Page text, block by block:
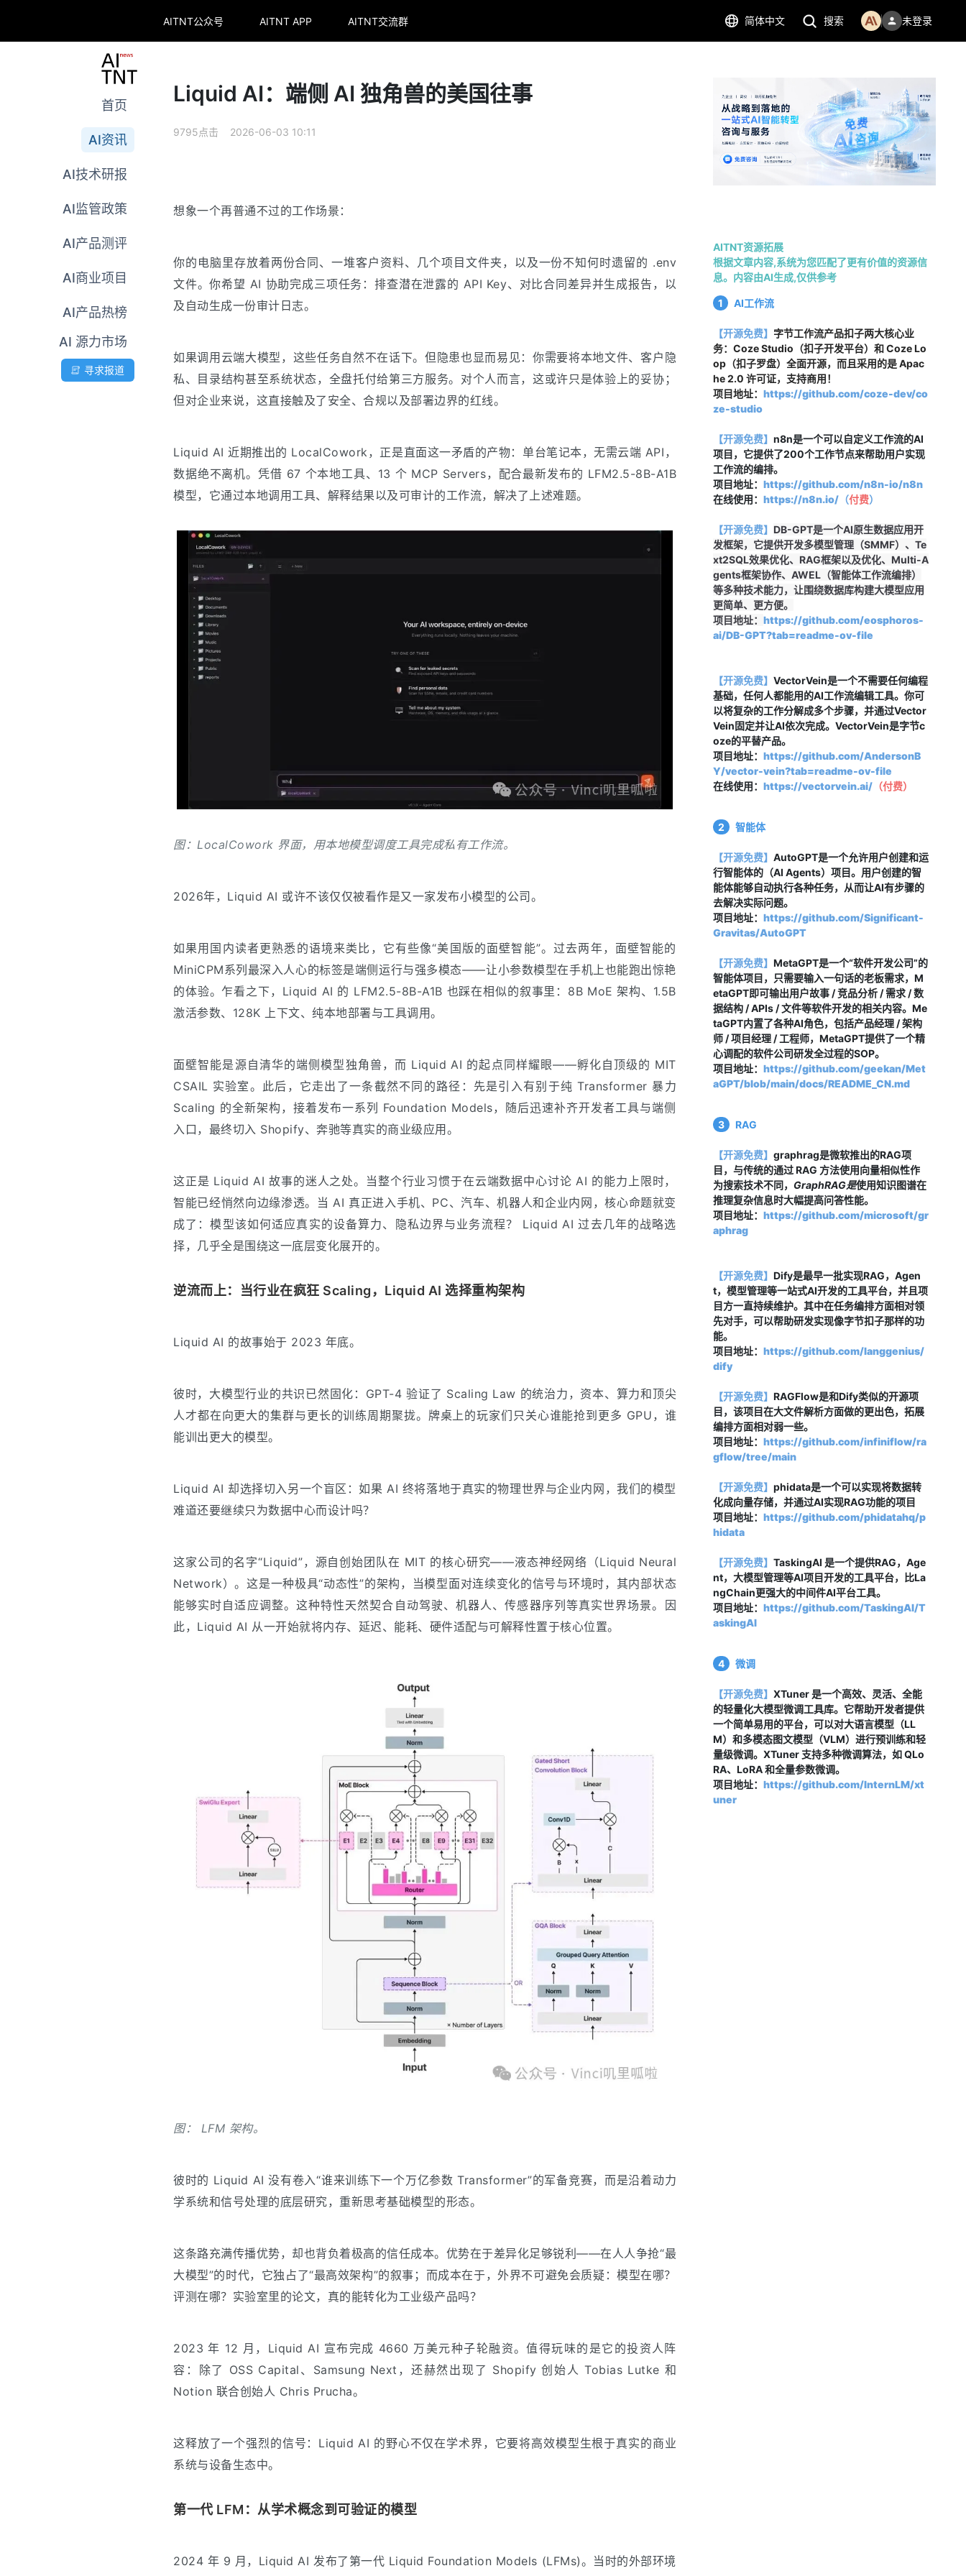
AITNT公众号 AITNT APP AITNT交流群 简体中文 搜索 未登录
首页
AI资讯
AI技术研报
AI监管政策
AI产品测评
AI商业项目
AI产品热榜
AI 源力市场
寻求报道
Liquid AI：端侧 AI 独角兽的美国往事
9795点击 2026-06-03 10:11
想象一个再普通不过的工作场景：
你的电脑里存放着两份合同、一堆客户资料、几个项目文件夹，以及一份不知何时遗留的 .env
文件。你希望 AI 协助完成三项任务：排查潜在泄露的 API Key、对比合同差异并生成报告，以
及自动生成一份审计日志。
如果调用云端大模型，这些任务自然不在话下。但隐患也显而易见：你需要将本地文件、客户隐
私、目录结构甚至系统状态，全盘托付给第三方服务。对个人而言，这或许只是体验上的妥协；
但对企业来说，这直接触及了安全、合规以及部署边界的红线。
Liquid AI 近期推出的 LocalCowork，正是直面这一矛盾的产物：单台笔记本，无需云端 API，
数据绝不离机。凭借 67 个本地工具、13 个 MCP Servers，配合最新发布的 LFM2.5-8B-A1B
模型，它通过本地调用工具、解释结果以及可审计的工作流，解决了上述难题。
图：LocalCowork 界面，用本地模型调度工具完成私有工作流。
2026年，Liquid AI 或许不该仅仅被看作是又一家发布小模型的公司。
如果用国内读者更熟悉的语境来类比，它有些像“美国版的面壁智能”。过去两年，面壁智能的
MiniCPM系列最深入人心的标签是端侧运行与强多模态——让小参数模型在手机上也能跑出惊艳
的体验。乍看之下，Liquid AI 的 LFM2.5-8B-A1B 也踩在相似的叙事里：8B MoE 架构、1.5B
激活参数、128K 上下文、纯本地部署与工具调用。
面壁智能是源自清华的端侧模型独角兽，而 Liquid AI 的起点同样耀眼——孵化自顶级的 MIT
CSAIL 实验室。此后，它走出了一条截然不同的路径：先是引入有别于纯 Transformer 暴力
Scaling 的全新架构，接着发布一系列 Foundation Models，随后迅速补齐开发者工具与端侧
入口，最终切入 Shopify、奔驰等真实的商业级应用。
这正是 Liquid AI 故事的迷人之处。当整个行业习惯于在云端数据中心讨论 AI 的能力上限时，
智能已经悄然向边缘渗透。当 AI 真正进入手机、PC、汽车、机器人和企业内网，核心命题就变
成了：模型该如何适应真实的设备算力、隐私边界与业务流程？ Liquid AI 过去几年的战略选
择，几乎全是围绕这一底层变化展开的。
逆流而上：当行业在疯狂 Scaling，Liquid AI 选择重构架构
Liquid AI 的故事始于 2023 年底。
彼时，大模型行业的共识已然固化：GPT-4 验证了 Scaling Law 的统治力，资本、算力和顶尖
人才都在向更大的集群与更长的训练周期聚拢。牌桌上的玩家们只关心谁能抢到更多 GPU，谁
能训出更大的模型。
Liquid AI 却选择切入另一个盲区：如果 AI 终将落地于真实的物理世界与企业内网，我们的模型
难道还要继续只为数据中心而设计吗？
这家公司的名字“Liquid”，源自创始团队在 MIT 的核心研究——液态神经网络（Liquid Neural
Network）。这是一种极具“动态性”的架构，当模型面对连续变化的信号与环境时，其内部状态
能够实时自适应调整。这种特性天然契合自动驾驶、机器人、传感器序列等真实世界场景。因
此，Liquid AI 从一开始就将内存、延迟、能耗、硬件适配与可解释性置于核心位置。
图： LFM 架构。
彼时的 Liquid AI 没有卷入“谁来训练下一个万亿参数 Transformer”的军备竞赛，而是沿着动力
学系统和信号处理的底层研究，重新思考基础模型的形态。
这条路充满传播优势，却也背负着极高的信任成本。优势在于差异化足够锐利——在人人争抢“最
大模型”的时代，它独占了“最高效架构”的叙事；而成本在于，外界不可避免会质疑：模型在哪？
评测在哪？实验室里的论文，真的能转化为工业级产品吗？
2023 年 12 月，Liquid AI 宣布完成 4660 万美元种子轮融资。值得玩味的是它的投资人阵
容：除了 OSS Capital、Samsung Next，还赫然出现了 Shopify 创始人 Tobias Lutke 和
Notion 联合创始人 Chris Prucha。
这释放了一个强烈的信号：Liquid AI 的野心不仅在学术界，它要将高效模型生根于真实的商业
系统与设备生态中。
第一代 LFM：从学术概念到可验证的模型
2024 年 9 月，Liquid AI 发布了第一代 Liquid Foundation Models (LFMs)。当时的外部环境
AITNT资源拓展
根据文章内容,系统为您匹配了更有价值的资源信
息。内容由AI生成,仅供参考
1 AI工作流
【开源免费】 字节工作流产品扣子两大核心业
务：Coze Studio（扣子开发平台）和 Coze Lo
op（扣子罗盘）全面开源，而且采用的是 Apac
he 2.0 许可证，支持商用！
项目地址： https://github.com/coze-dev/co
ze-studio
【开源免费】 n8n是一个可以自定义工作流的AI
项目，它提供了200个工作节点来帮助用户实现
工作流的编排。
项目地址： https://github.com/n8n-io/n8n
在线使用： https://n8n.io/（付费）
【开源免费】 DB-GPT是一个AI原生数据应用开
发框架，它提供开发多模型管理（SMMF）、Te
xt2SQL效果优化、RAG框架以及优化、Multi-A
gents框架协作、AWEL（智能体工作流编排）
等多种技术能力，让围绕数据库构建大模型应用
更简单、更方便。
项目地址： https://github.com/eosphoros-
ai/DB-GPT?tab=readme-ov-file
【开源免费】 VectorVein是一个不需要任何编程
基础，任何人都能用的AI工作流编辑工具。你可
以将复杂的工作分解成多个步骤，并通过Vector
Vein固定并让AI依次完成。VectorVein是字节c
oze的平替产品。
项目地址： https://github.com/AndersonB
Y/vector-vein?tab=readme-ov-file
在线使用： https://vectorvein.ai/ （付费）
2 智能体
【开源免费】 AutoGPT是一个允许用户创建和运
行智能体的（AI Agents）项目。用户创建的智
能体能够自动执行各种任务，从而让AI有步骤的
去解决实际问题。
项目地址： https://github.com/Significant-
Gravitas/AutoGPT
【开源免费】 MetaGPT是一个“软件开发公司”的
智能体项目，只需要输入一句话的老板需求，M
etaGPT即可输出用户故事 / 竞品分析 / 需求 / 数
据结构 / APIs / 文件等软件开发的相关内容。Me
taGPT内置了各种AI角色，包括产品经理 / 架构
师 / 项目经理 / 工程师，MetaGPT提供了一个精
心调配的软件公司研发全过程的SOP。
项目地址： https://github.com/geekan/Met
aGPT/blob/main/docs/README_CN.md
3 RAG
【开源免费】 graphrag是微软推出的RAG项
目，与传统的通过 RAG 方法使用向量相似性作
为搜索技术不同， GraphRAG是使用知识图谱在
推理复杂信息时大幅提高问答性能。
项目地址： https://github.com/microsoft/gr
aphrag
【开源免费】 Dify是最早一批实现RAG，Agen
t，模型管理等一站式AI开发的工具平台，并且项
目方一直持续维护。其中在任务编排方面相对领
先对手，可以帮助研发实现像字节扣子那样的功
能。
项目地址： https://github.com/langgenius/
dify
【开源免费】 RAGFlow是和Dify类似的开源项
目，该项目在大文件解析方面做的更出色，拓展
编排方面相对弱一些。
项目地址： https://github.com/infiniflow/ra
gflow/tree/main
【开源免费】 phidata是一个可以实现将数据转
化成向量存储，并通过AI实现RAG功能的项目
项目地址： https://github.com/phidatahq/p
hidata
【开源免费】 TaskingAI 是一个提供RAG，Age
nt，大模型管理等AI项目开发的工具平台，比La
ngChain更强大的中间件AI平台工具。
项目地址： https://github.com/TaskingAI/T
askingAI
4 微调
【开源免费】 XTuner 是一个高效、灵活、全能
的轻量化大模型微调工具库。它帮助开发者提供
一个简单易用的平台，可以对大语言模型（LL
M）和多模态图文模型（VLM）进行预训练和轻
量级微调。XTuner 支持多种微调算法，如 QLo
RA、LoRA 和全量参数微调。
项目地址： https://github.com/InternLM/xt
uner